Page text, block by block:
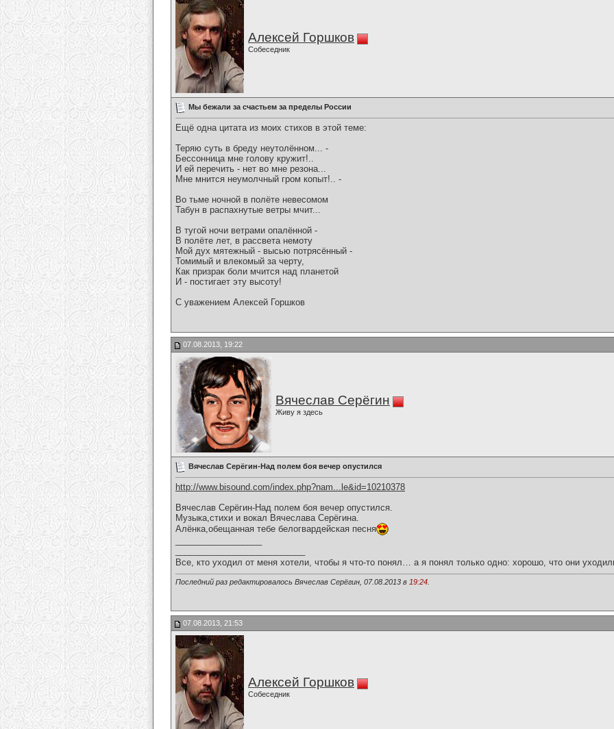
Алексей Горшков
Собеседник
Мы бежали за счастьем за пределы России
Ещё одна цитата из моих стихов в этой теме:
Теряю суть в бреду неутолённом... -
Бессонница мне голову кружит!..
И ей перечить - нет во мне резона...
Мне мнится неумолчный гром копыт!.. -
Во тьме ночной в полёте невесомом
Табун в распахнутые ветры мчит...
В тугой ночи ветрами опалённой -
В полёте лет, в рассвета немоту
Мой дух мятежный - высью потрясённый -
Томимый и влекомый за черту,
Как призрак боли мчится над планетой
И - постигает эту высоту!
С уважением Алексей Горшков
07.08.2013, 19:22
Вячеслав Серёгин
Живу я здесь
Вячеслав Серёгин-Над полем боя вечер опустился
http://www.bisound.com/index.php?nam...le&id=10210378
Вячеслав Серёгин-Над полем боя вечер опустился.
Музыка,стихи и вокал Вячеслава Серёгина.
Алёнка,обещанная тебе белогвардейская песня
Все, кто уходил от меня хотели, чтобы я что-то понял… а я понял только одно: хорошо, что они
Последний раз редактировалось Вячеслав Серёгин, 07.08.2013 в 19:24
07.08.2013, 21:53
Алексей Горшков
Собеседник